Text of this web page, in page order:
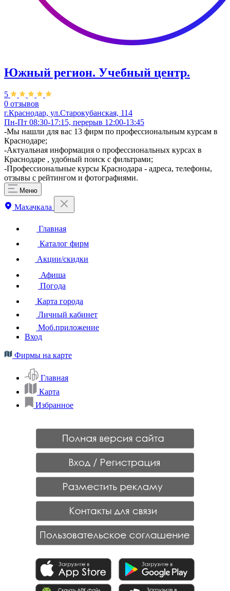
Южный регион. Учебный центр.
5
0 отзывов
г.Краснодар, ул.Старокубанская, 114
Пн-Пт 08:30-17:15, перерыв 12:00-13:45
-Мы нашли для вас 13 фирм по профессиональным курсам в
Краснодаре;
-Актуальная информация о профессиональных курсах в
Краснодаре , удобный поиск с фильтрами;
-Профессиональные курсы Краснодара - адреса, телефоны,
отзывы с рейтингом и фотографиями.
Меню
Махачкала
Главная
Каталог фирм
Акции/скидки
Афиша
Погода
Карта города
Личный кабинет
Моб.приложение
Вход
Фирмы на карте
Главная
Карта
Избранное